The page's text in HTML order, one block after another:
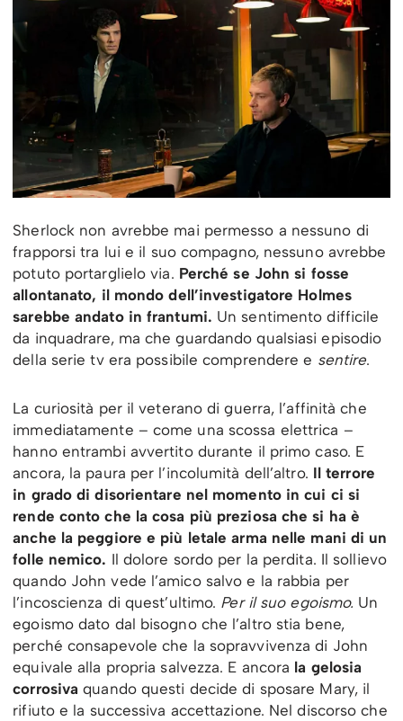
Sherlock non avrebbe mai permesso a nessuno di
frapporsi tra lui e il suo compagno, nessuno avrebbe
potuto portarglielo via. Perché se John si fosse
allontanato, il mondo dell’investigatore Holmes
sarebbe andato in frantumi. Un sentimento difficile
da inquadrare, ma che guardando qualsiasi episodio
della serie tv era possibile comprendere e sentire.
La curiosità per il veterano di guerra, l’affinità che
immediatamente – come una scossa elettrica –
hanno entrambi avvertito durante il primo caso. E
ancora, la paura per l’incolumità dell’altro. Il terrore
in grado di disorientare nel momento in cui ci si
rende conto che la cosa più preziosa che si ha è
anche la peggiore e più letale arma nelle mani di un
folle nemico. Il dolore sordo per la perdita. Il sollievo
quando John vede l’amico salvo e la rabbia per
l’incoscienza di quest’ultimo. Per il suo egoismo. Un
egoismo dato dal bisogno che l’altro stia bene,
perché consapevole che la sopravvivenza di John
equivale alla propria salvezza. E ancora la gelosia
corrosiva quando questi decide di sposare Mary, il
rifiuto e la successiva accettazione. Nel discorso che